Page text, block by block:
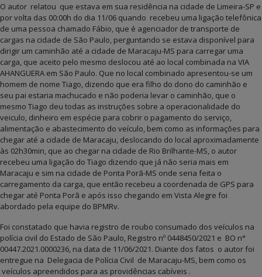
O autor relatou que estava em sua residência na cidade de Limeira-SP e
por volta das 00:00h do dia 11/06 quando recebeu uma ligação telefônica
de uma pessoa chamado Fábio, que é agenciador de transporte de
cargas na cidade de São Paulo, perguntando se estava disponível para
dirigir um caminhão até a cidade de Maracaju-MS para carregar uma
carga, que aceito pelo mesmo deslocou até ao local combinada na VIA
AHANGUERA em São Paulo. Que no local combinado apresentou-se um
homem de nome Tiago, dizendo que era filho do dono do caminhão e
seu pai estaria machucado e não poderia levar o caminhão, que o
mesmo Tiago deu todas as instruções sobre a operacionalidade do
veiculo, dinheiro em espécie para cobrir o pagamento do serviço,
alimentação e abastecimento do veículo, bem como as informações para
chegar até a cidade de Maracaju, deslocando do local aproximadamente
às 02h30min, que ao chegar na cidade de Rio Brilhante-MS, o autor
recebeu uma ligação do Tiago dizendo que já não seria mais em
Maracaju e sim na cidade de Ponta Porã-MS onde seria feita o
carregamento da carga, que então recebeu a coordenada de GPS para
chegar até Ponta Porã e após isso chegando em Vista Alegre foi
abordado pela equipe do BPMRv.
Foi constatado que havia registro de roubo consumado dos veículos na
polícia civil do Estado de São Paulo, Registro nº 0448450/2021 e BO n°
00447.2021.0000236, na data de 11/06/2021. Diante dos fatos o autor foi
entregue na Delegacia de Polícia Civil de Maracaju-MS, bem como os
veículos apreendidos para as providências cabíveis .